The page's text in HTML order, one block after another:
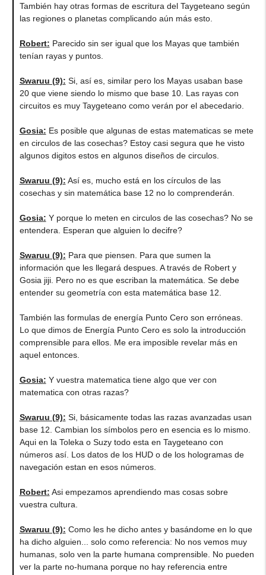
También hay otras formas de escritura del Taygeteano según
las regiones o planetas complicando aún más esto.
Robert: Parecido sin ser igual que los Mayas que también
tenían rayas y puntos.
Swaruu (9): Si, así es, similar pero los Mayas usaban base
20 que viene siendo lo mismo que base 10. Las rayas con
circuitos es muy Taygeteano como verán por el abecedario.
Gosia: Es posible que algunas de estas matematicas se mete
en circulos de las cosechas? Estoy casi segura que he visto
algunos digitos estos en algunos diseños de circulos.
Swaruu (9): Así es, mucho está en los círculos de las
cosechas y sin matemática base 12 no lo comprenderán.
Gosia: Y porque lo meten en circulos de las cosechas? No se
entendera. Esperan que alguien lo decifre?
Swaruu (9): Para que piensen. Para que sumen la
información que les llegará despues. A través de Robert y
Gosia jiji. Pero no es que escriban la matemática. Se debe
entender su geometría con esta matemática base 12.
También las formulas de energía Punto Cero son erróneas.
Lo que dimos de Energía Punto Cero es solo la introducción
comprensible para ellos. Me era imposible revelar más en
aquel entonces.
Gosia: Y vuestra matematica tiene algo que ver con
matematica con otras razas?
Swaruu (9): Si, básicamente todas las razas avanzadas usan
base 12. Cambian los símbolos pero en esencia es lo mismo.
Aqui en la Toleka o Suzy todo esta en Taygeteano con
números así. Los datos de los HUD o de los hologramas de
navegación estan en esos números.
Robert: Asi empezamos aprendiendo mas cosas sobre
vuestra cultura.
Swaruu (9): Como les he dicho antes y basándome en lo que
ha dicho alguien... solo como referencia: No nos vemos muy
humanas, solo ven la parte humana comprensible. No pueden
ver la parte no-humana porque no hay referencia entre